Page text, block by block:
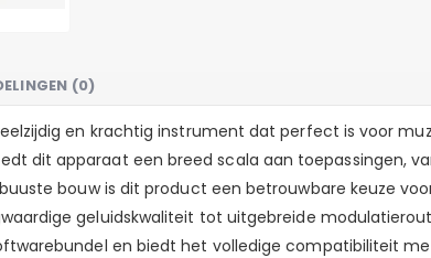
(0)
en krachtig instrument dat perfect is voor
dit apparaat een breed scala aan toepassingen,
bouw is dit product een betrouwbare keuze
geluidskwaliteit tot uitgebreide
en biedt het volledige compatibiliteit